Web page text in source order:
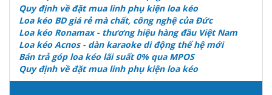
Quy định về đặt mua linh phụ kiện loa kéo
Loa kéo BD giá rẻ mà chất, công nghệ của Đức
Loa kéo Ronamax - thương hiệu hàng đầu Việt Nam
Loa kéo Acnos - dàn karaoke di động thế hệ mới
Bán trả góp loa kéo lãi suất 0% qua MPOS
Quy định về đặt mua linh phụ kiện loa kéo